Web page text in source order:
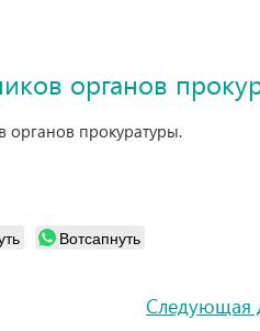
органов
органов прокуратуры.
Вотсапнуть
Следующая